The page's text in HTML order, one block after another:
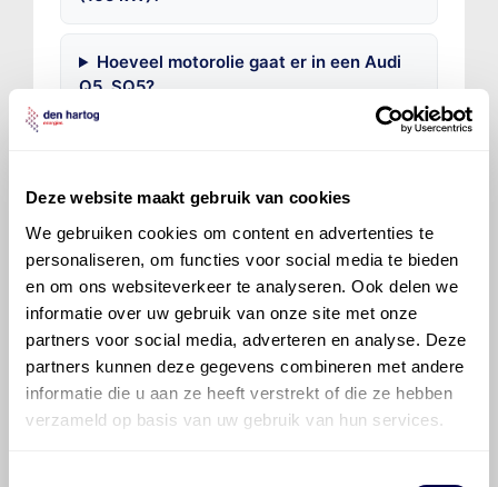
Deze website maakt gebruik van cookies
We gebruiken cookies om content en advertenties te
personaliseren, om functies voor social media te bieden
en om ons websiteverkeer te analyseren. Ook delen we
informatie over uw gebruik van onze site met onze
partners voor social media, adverteren en analyse. Deze
partners kunnen deze gegevens combineren met andere
informatie die u aan ze heeft verstrekt of die ze hebben
verzameld op basis van uw gebruik van hun services.
Hoeveel motorolie gaat er in een Audi
Q5, SQ5?
Voor welke onderdelen van de Audi Q5,
SQ5 is productadvies beschikbaar?